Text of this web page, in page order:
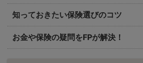
知っておきたい保険選びのコツ
お金や保険の疑問をFPが解決！